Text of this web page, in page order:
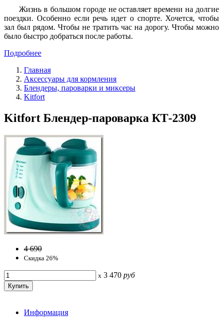
Жизнь в большом городе не оставляет времени на долгие
поездки. Особенно если речь идет о спорте. Хочется, чтобы
зал был рядом. Чтобы не тратить час на дорогу. Чтобы можно
было быстро добраться после работы.
Подробнее
Главная
Аксессуары для кормления
Блендеры, пароварки и миксеры
Kitfort
Kitfort Блендер-пароварка КТ-2309
4 690
Скидка 26%
x 3 470 руб
Информация